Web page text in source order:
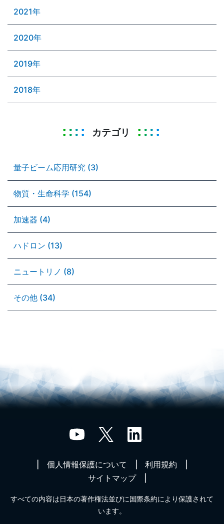
2021年
2020年
2019年
2018年
カテゴリ
量子ビーム応用研究 (3)
物質・生命科学 (154)
加速器 (4)
ハドロン (13)
ニュートリノ (8)
その他 (34)
個人情報保護について
利用規約
サイトマップ
すべての内容は日本の著作権法並びに国際条約により保護されて
います。